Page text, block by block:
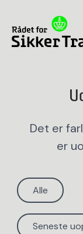
Det er
er
Alle
Seneste